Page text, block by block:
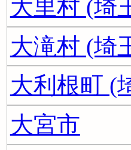
大里村 (埼
大滝村 (埼
大利根町 (
大宮市